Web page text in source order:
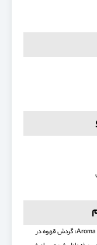
تکنولوژی Aroma twister: گردش قهوه در